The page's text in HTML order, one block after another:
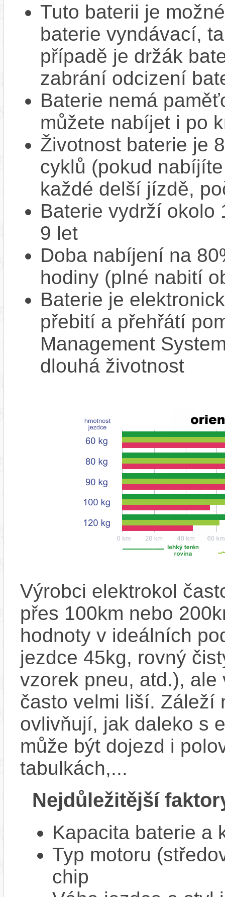
Tuto baterii je
baterie vyndávací,
případě je držák
zabrání odcizení
Baterie nemá
můžete nabíjet i po
Životnost baterie je
cyklů (pokud
každé delší jízdě,
Baterie vydrží okolo
9 let
Doba nabíjení na
hodiny (plné nabití
Baterie je
přebití a přehřátí
Management
dlouhá životnost
Výrobci elektrokol
přes 100km nebo
hodnoty v ideálních
jezdce 45kg, rovný
vzorek pneu, atd.),
často velmi liší. Záleží
ovlivňují, jak daleko s
může být dojezd i
tabulkách,...
Nejdůležitější
Kapacita baterie a
Typ motoru
chip